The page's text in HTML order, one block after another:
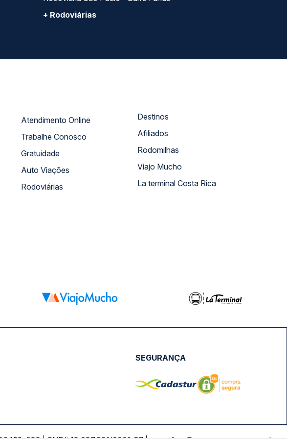
+ Rodoviárias
Atendimento Online
Trabalhe Conosco
Gratuidade
Auto Viações
Rodoviárias
Destinos
Afiliados
Rodomilhas
Viajo Mucho
La terminal Costa Rica
SEGURANÇA